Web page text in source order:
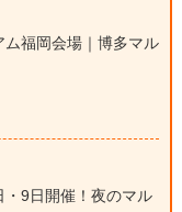
福岡会場｜博多マル
9日開催！夜のマル